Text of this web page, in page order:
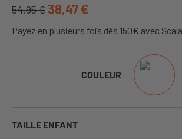
54,95 € 38,47 €
Payez en plusieurs fois dès 150€ avec
COULEUR
TAILLE ENFANT